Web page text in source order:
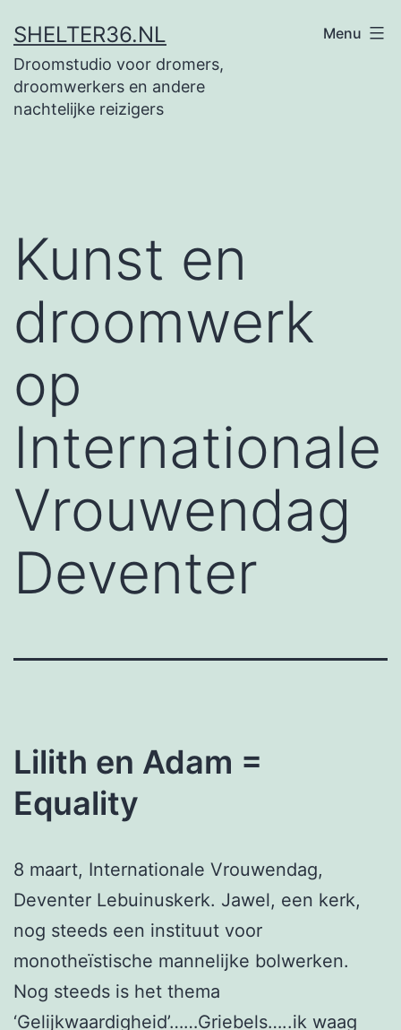
naar
de
inhoud
SHELTER36.NL
Droomstudio voor dromers,
droomwerkers en andere
nachtelijke reizigers
Menu
Kunst en
droomwerk
op
Internationale
Vrouwendag
Deventer
Lilith en Adam =
Equality
8 maart, Internationale Vrouwendag,
Deventer Lebuinuskerk. Jawel, een kerk,
nog steeds een instituut voor
monotheïstische mannelijke bolwerken.
Nog steeds is het thema
‘Gelijkwaardigheid’……Griebels…..ik waag